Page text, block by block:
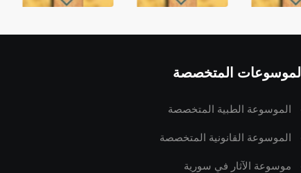
الموسوعات المتخصصة
الموسوعة الطبية المتخصصة
الموسوعة القانونية المتخصصة
موسوعة الآثار في سورية